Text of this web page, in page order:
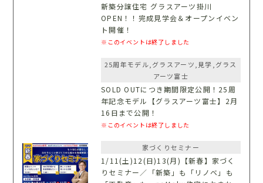
新築分譲住宅 グラスアーツ掛川
OPEN！！完成見学会＆オープンイベン
ト開催！
※このイベントは終了しました
25周年モデル,グラスアーツ,見学,グラス
アーツ富士
SOLD OUTにつき期間限定公開！25周
年記念モデル【グラスアーツ富士】2月
16日まで公開！
※このイベントは終了しました
家づくりセミナー
1/11(土)12(日)13(月)【新春】家づく
りセミナー／「新築」も「リノベ」も